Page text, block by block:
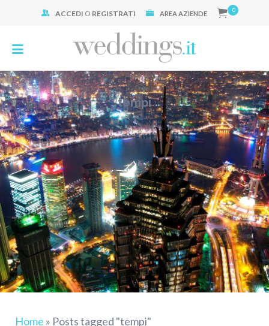
ACCEDI O REGISTRATI AREA AZIENDE 0
tempi
Home » Posts tagged "tempi"